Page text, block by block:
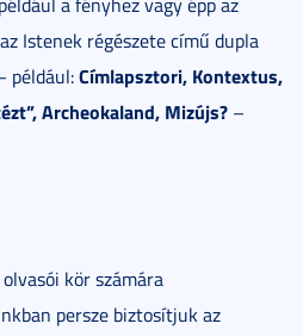
Istenek régészete című dupla
például:Címlapsztori, Kontextus,
Archeokaland, Mizújs? –
kör számára
persze biztosítjuk az